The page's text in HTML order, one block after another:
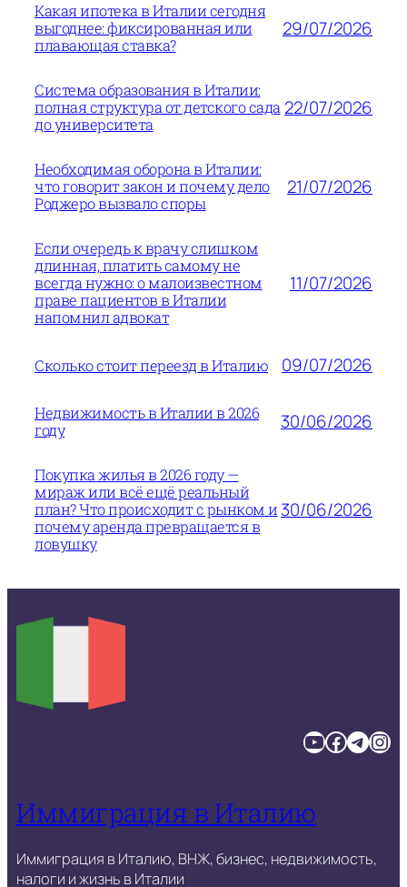
Какая ипотека в Италии сегодня
выгоднее: фиксированная или
плавающая ставка?
29/07/2026
Система образования в Италии:
полная структура от детского сада
до университета
22/07/2026
Необходимая оборона в Италии:
что говорит закон и почему дело
Роджеро вызвало споры
21/07/2026
Если очередь к врачу слишком
длинная, платить самому не
всегда нужно: о малоизвестном
праве пациентов в Италии
напомнил адвокат
11/07/2026
Сколько стоит переезд в Италию 09/07/2026
Недвижимость в Италии в 2026
году
30/06/2026
Покупка жилья в 2026 году —
мираж или всё ещё реальный
план? Что происходит с рынком и
почему аренда превращается в
ловушку
30/06/2026
YouTube Facebook TelegramInstagram
Иммиграция в Италию
Иммиграция в Италию, ВНЖ, бизнес, недвижимость,
налоги и жизнь в Италии